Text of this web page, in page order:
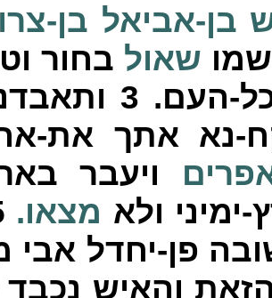
בן-אביאל בן-
שאול בחור
העם. 3
נא אתך את-
ויעבר
ימיני ולא מצאו.
פן-יחדל אבי
והאיש